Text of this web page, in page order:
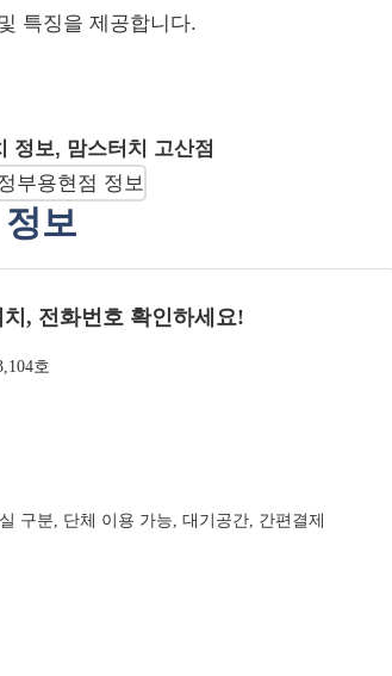
특징을 제공합니다.
정보, 맘스터치 고산점
보
, 전화번호 확인하세요!
호
구분, 단체 이용 가능, 대기공간, 간편결제